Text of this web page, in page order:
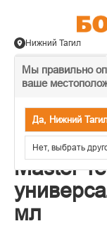
Мы правильно
ваше
Да, Нижний
Нет, выбрать
Нижний Тагил
Master
мл